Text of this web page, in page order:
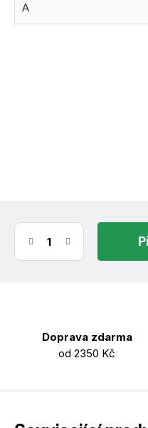
A
Doprava zdarma
od 2350 Kč